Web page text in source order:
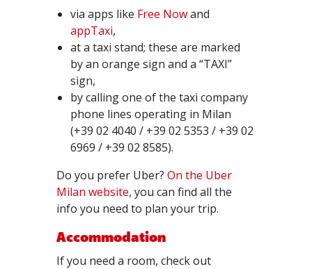
via apps like Free Nowand
appTaxi,
at a taxi stand; these are marked
by an orange sign and a “TAXI”
sign,
by calling one of the taxi company
phone lines operating in Milan
(+39 02 4040 / +39 02 5353 / +39 02
6969 / +39 02 8585).
Do you prefer Uber?On the Uber
Milan website, you can find all the
info you need to plan your trip.
Accommodation
If you need a room, check out